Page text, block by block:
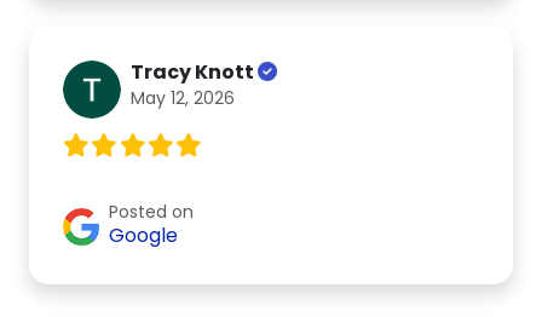
Tracy Knott
May 12, 2026
Posted on
Google